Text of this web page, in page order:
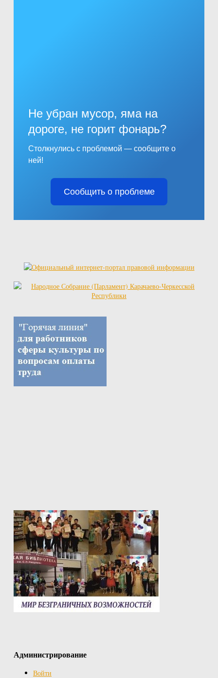
Не убран мусор, яма на
дороге, не горит фонарь?
Столкнулись с проблемой — сообщите о
ней!
Сообщить о проблеме
Администрирование
Войти